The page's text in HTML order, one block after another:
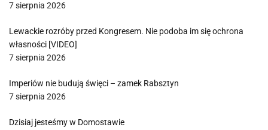
7 sierpnia 2026
Lewackie rozróby przed Kongresem. Nie podoba im się ochrona
własności [VIDEO]
7 sierpnia 2026
Imperiów nie budują święci – zamek Rabsztyn
7 sierpnia 2026
Dzisiaj jesteśmy w Domostawie